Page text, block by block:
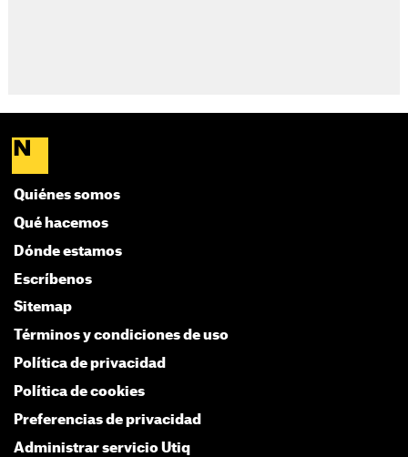
Quiénes somos
Qué hacemos
Dónde estamos
Escríbenos
Sitemap
Términos y condiciones de uso
Política de privacidad
Política de cookies
Preferencias de privacidad
Administrar servicio Utiq